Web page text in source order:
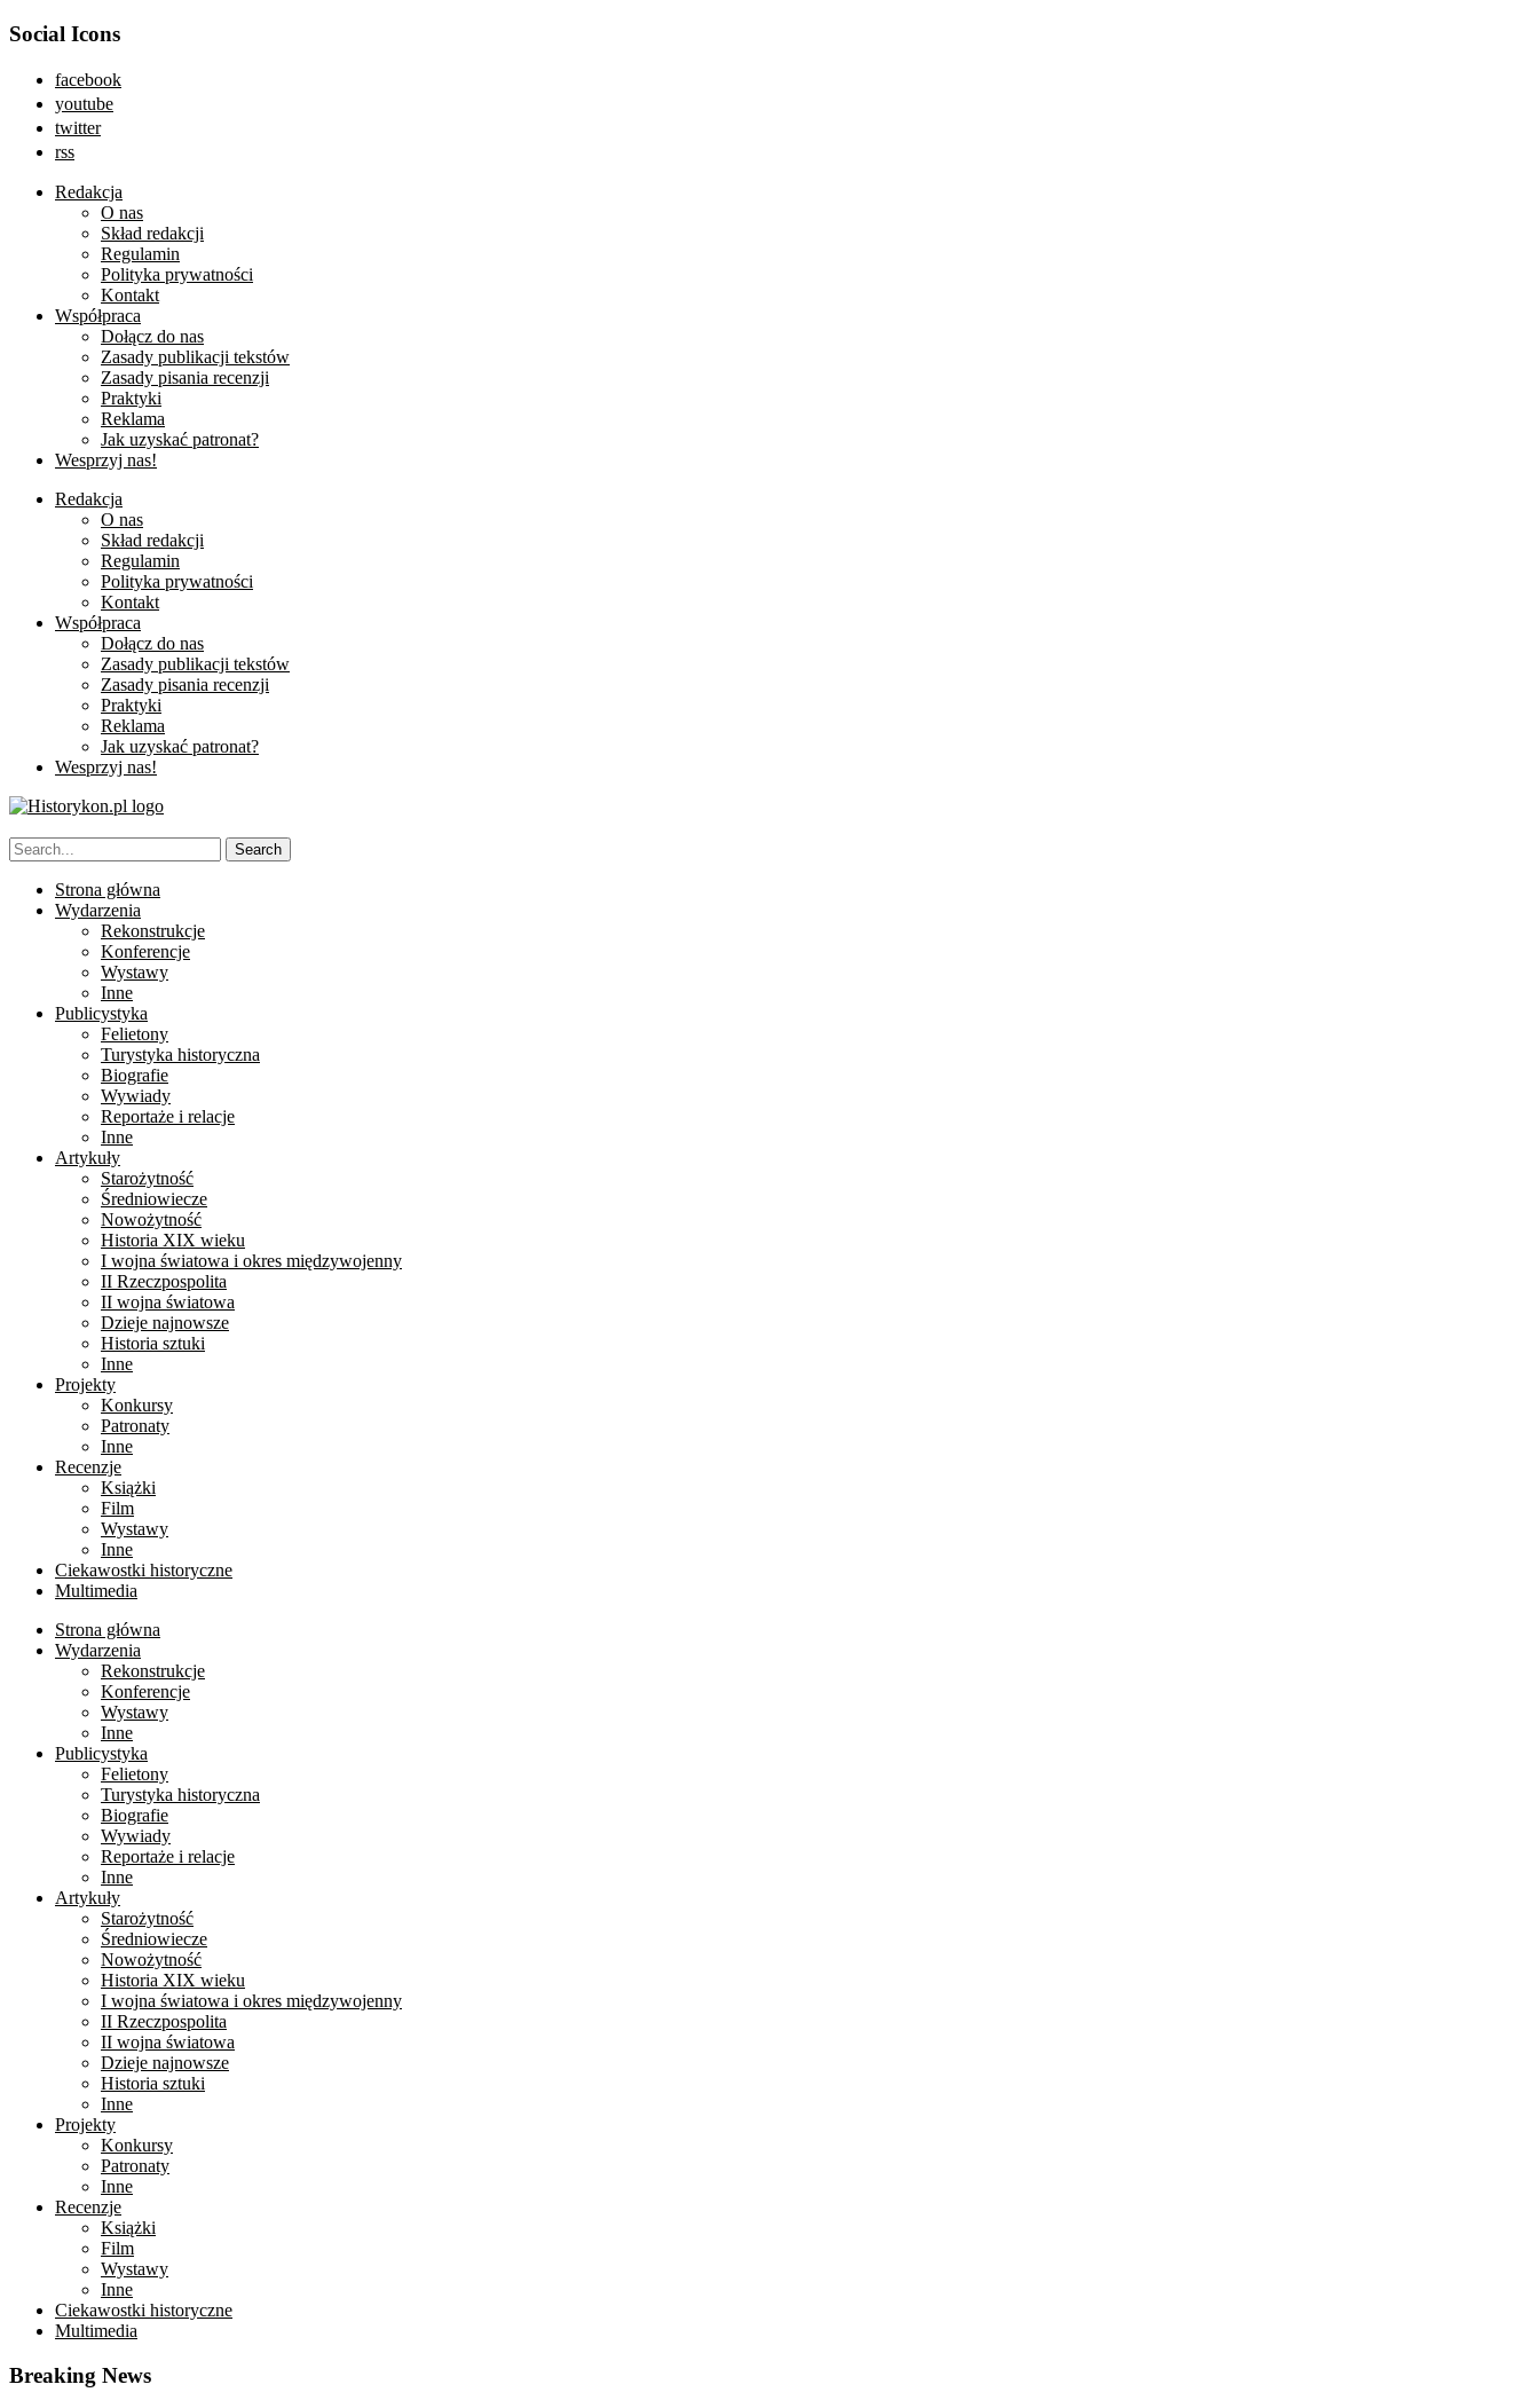
Social Icons
facebook
youtube
twitter
rss
Redakcja
O nas
Skład redakcji
Regulamin
Polityka prywatności
Kontakt
Współpraca
Dołącz do nas
Zasady publikacji tekstów
Zasady pisania recenzji
Praktyki
Reklama
Jak uzyskać patronat?
Wesprzyj nas!
Redakcja
O nas
Skład redakcji
Regulamin
Polityka prywatności
Kontakt
Współpraca
Dołącz do nas
Zasady publikacji tekstów
Zasady pisania recenzji
Praktyki
Reklama
Jak uzyskać patronat?
Wesprzyj nas!
Strona główna
Wydarzenia
Rekonstrukcje
Konferencje
Wystawy
Inne
Publicystyka
Felietony
Turystyka historyczna
Biografie
Wywiady
Reportaże i relacje
Inne
Artykuły
Starożytność
Średniowiecze
Nowożytność
Historia XIX wieku
I wojna światowa i okres międzywojenny
II Rzeczpospolita
II wojna światowa
Dzieje najnowsze
Historia sztuki
Inne
Projekty
Konkursy
Patronaty
Inne
Recenzje
Książki
Film
Wystawy
Inne
Ciekawostki historyczne
Multimedia
Strona główna
Wydarzenia
Rekonstrukcje
Konferencje
Wystawy
Inne
Publicystyka
Felietony
Turystyka historyczna
Biografie
Wywiady
Reportaże i relacje
Inne
Artykuły
Starożytność
Średniowiecze
Nowożytność
Historia XIX wieku
I wojna światowa i okres międzywojenny
II Rzeczpospolita
II wojna światowa
Dzieje najnowsze
Historia sztuki
Inne
Projekty
Konkursy
Patronaty
Inne
Recenzje
Książki
Film
Wystawy
Inne
Ciekawostki historyczne
Multimedia
Breaking News